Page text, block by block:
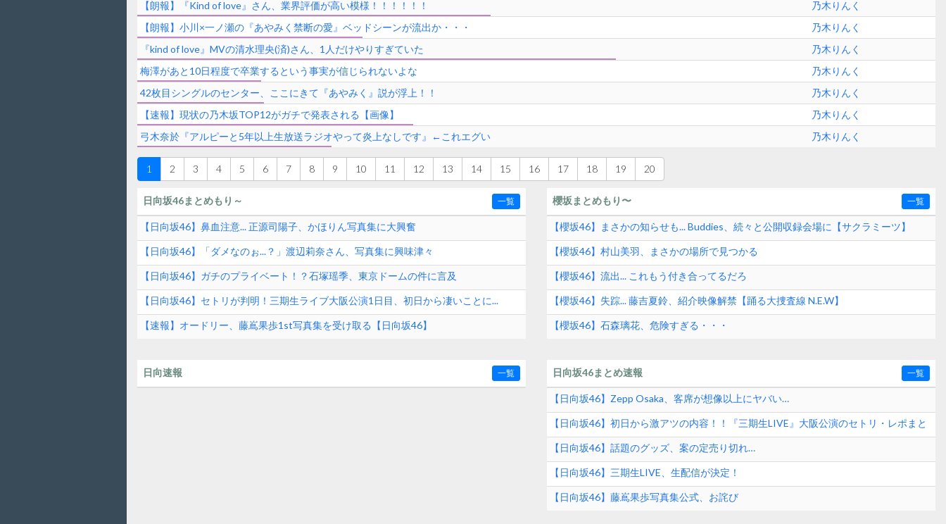
【朗報】『Kind of love』さん、業界評価が高い模様！！！！！！
乃木りんく
【朗報】小川×一ノ瀬の『あやみく禁断の愛』ベッドシーンが流出か・・・
乃木りんく
『kind of love』MVの清水理央(済)さん、1人だけやりすぎていた
乃木りんく
梅澤があと10日程度で卒業するという事実が信じられないよな
乃木りんく
42枚目シングルのセンター、ここにきて『あやみく』説が浮上！！
乃木りんく
【速報】現状の乃木坂TOP12がガチで発表される【画像】
乃木りんく
弓木奈於『アルピーと5年以上生放送ラジオやって炎上なしです』←これエグい
乃木りんく
1 2 3 4 5 6 7 8 9 10 11 12 13 14 15 16 17 18 19 20
日向坂46まとめもり～ 一覧
【日向坂46】鼻血注意... 正源司陽子、かほりん写真集に大興奮
【日向坂46】「ダメなのぉ...？」渡辺莉奈さん、写真集に興味津々
【日向坂46】ガチのプライベート！？石塚瑶季、東京ドームの件に言及
【日向坂46】セトリが判明！三期生ライブ大阪公演1日目、初日から凄いことに...
【速報】オードリー、藤嶌果歩1st写真集を受け取る【日向坂46】
櫻坂まとめもり〜 一覧
【櫻坂46】まさかの知らせも... Buddies、続々と公開収録会場に【サクラミーツ】
【櫻坂46】村山美羽、まさかの場所で見つかる
【櫻坂46】流出... これもう付き合ってるだろ
【櫻坂46】失踪... 藤吉夏鈴、紹介映像解禁【踊る大捜査線 N.E.W】
【櫻坂46】石森璃花、危険すぎる・・・
日向速報 一覧 日向坂46まとめ速報 一覧
【日向坂46】Zepp Osaka、客席が想像以上にヤバい…
【日向坂46】初日から激アツの内容！！『三期生LIVE』大阪公演のセトリ・レポまと
め【日向坂46】話題のグッズ、案の定売り切れ…
【日向坂46】三期生LIVE、生配信が決定！
【日向坂46】藤嶌果歩写真集公式、お詫び